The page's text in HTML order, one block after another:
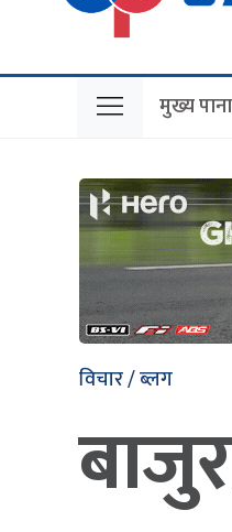
मुख्य पाना
विचार / ब्लग